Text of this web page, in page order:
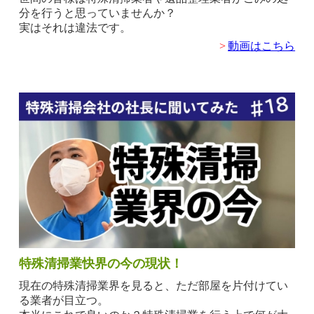
分を行うと思っていませんか？
実はそれは違法です。
>動画はこちら
特殊清掃業快界の今の現状！
現在の特殊清掃業界を見ると、ただ部屋を片付けてい
る業者が目立つ。